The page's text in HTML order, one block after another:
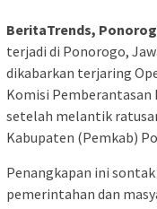
BeritaTrends,
terjadi di Ponorogo,
dikabarkan terjaring
Komisi Pemberantasan
setelah melantik
Kabupaten (Pemkab)
Penangkapan ini
pemerintahan dan